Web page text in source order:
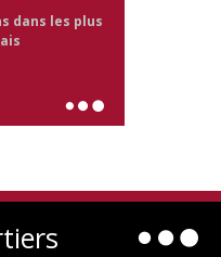
dans les plus